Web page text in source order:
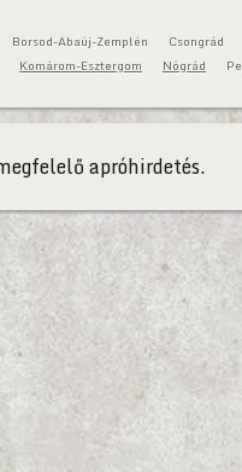
Borsod-Abaúj-Zemplén
Csongrád
Komárom-Esztergom Nógrád
apróhirdetés.